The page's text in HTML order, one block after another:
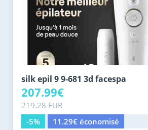
silk epil 9 9-681 3d facespa
207.99€
219.28 EUR
-5%
11.29€ économisé